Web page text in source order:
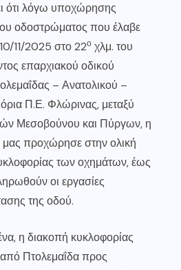
ότι λόγω υποχώρησης
οδοστρώματος που έλαβε
11/2025 στο 22ο χλμ. του
επαρχιακού οδικού
– Ανατολικού –
Π.Ε. Φλώρινας, μεταξύ
Μεσοβούνου και Πύργων, η
προχώρησε στην ολική
των οχημάτων, έως
οι εργασίες
της οδού.
η διακοπή κυκλοφορίας
Πτολεμαΐδα προς